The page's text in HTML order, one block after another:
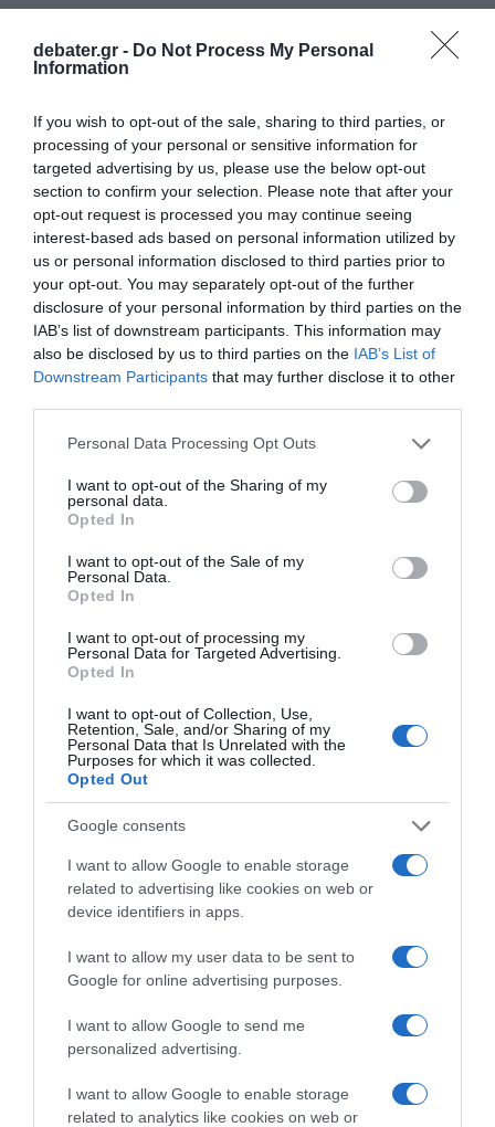
debater.gr - Do Not Process My Personal
Information
If you wish to opt-out of the sale, sharing to third parties, or
processing of your personal or sensitive information for
targeted advertising by us, please use the below opt-out
section to confirm your selection. Please note that after your
opt-out request is processed you may continue seeing
interest-based ads based on personal information utilized by
us or personal information disclosed to third parties prior to
your opt-out. You may separately opt-out of the further
disclosure of your personal information by third parties on the
IAB’s list of downstream participants. This information may
also be disclosed by us to third parties on the IAB’s List of
Downstream Participants that may further disclose it to other
Please note that this website/app uses one or more Google
not limited to your visit or usage behaviour. You may click to
grant or deny consent to Google and its third-party tags to
use your data for below specified purposes in below Google
consent section.
Personal Data Processing Opt Outs
I want to opt-out of the Sharing of my
personal data.
Opted In
I want to opt-out of the Sale of my
Personal Data.
Opted In
I want to opt-out of processing my
Personal Data for Targeted Advertising.
Opted In
I want to opt-out of Collection, Use,
Retention, Sale, and/or Sharing of my
Personal Data that Is Unrelated with the
Purposes for which it was collected.
Opted Out
Google consents
I want to allow Google to enable storage
related to advertising like cookies on web or
device identifiers in apps.
I want to allow my user data to be sent to
Google for online advertising purposes.
I want to allow Google to send me
personalized advertising.
I want to allow Google to enable storage
related to analytics like cookies on web or
ΣΧΟΛΙΑ
ΕΛΛΑΔΑ